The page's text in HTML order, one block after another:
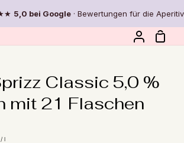
Google · Bewertungen für die Aperitivo
Mein
Classic 5,0 %
mit 21 Flaschen
/pro
l